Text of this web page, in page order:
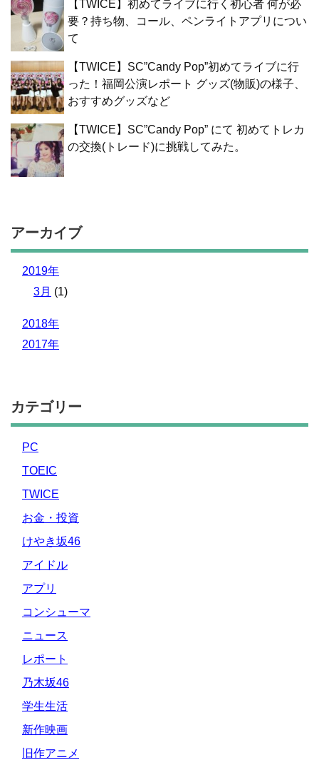
【TWICE】初めてライブに行く初心者 何が必
要？持ち物、コール、ペンライトアプリについ
て
【TWICE】SC”Candy Pop”初めてライブに行
った！福岡公演レポート グッズ(物販)の様子、
おすすめグッズなど
【TWICE】SC”Candy Pop” にて 初めてトレカ
の交換(トレード)に挑戦してみた。
アーカイブ
2019年
3月 (1)
2018年
2017年
カテゴリー
PC
TOEIC
TWICE
お金・投資
けやき坂46
アイドル
アプリ
コンシューマ
ニュース
レポート
乃木坂46
学生生活
新作映画
旧作アニメ